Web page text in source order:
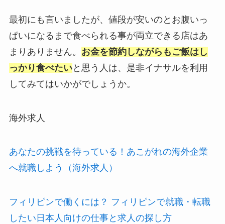
最初にも言いましたが、値段が安いのとお腹いっ
ぱいになるまで食べられる事が両立できる店はあ
まりありません。 お金を節約しながらもご飯はし
っかり食べたいと思う人は、是非イナサルを利用
してみてはいかがでしょうか。
海外求人
あなたの挑戦を待っている！あこがれの海外企業
へ就職しよう（海外求人）
フィリピンで働くには？ フィリピンで就職・転職
したい日本人向けの仕事と求人の探し方